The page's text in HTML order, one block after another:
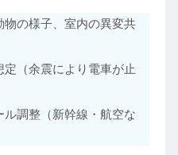
の様子、室内の異変共
（余震により電車が止
調整（新幹線・航空な